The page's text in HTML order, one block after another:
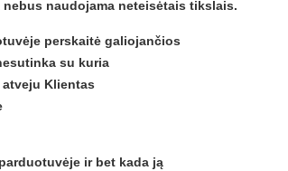
naudojama neteisėtais tikslais.
perskaitė galiojančios
su kuria
Klientas
ir bet kada ją